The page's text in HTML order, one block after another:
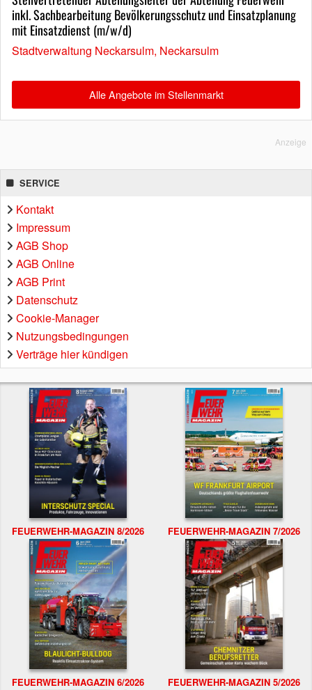
inkl. Sachbearbeitung Bevölkerungsschutz und Einsatzplanung
mit Einsatzdienst (m/w/d)
Stadtverwaltung Neckarsulm, Neckarsulm
Alle Angebote im Stellenmarkt
Anzeige
SERVICE
Kontakt
Impressum
AGB Shop
AGB Online
AGB Print
Datenschutz
Cookie-Manager
Nutzungsbedingungen
Verträge hier kündigen
FEUERWEHR-MAGAZIN 8/2026 FEUERWEHR-MAGAZIN 7/2026
FEUERWEHR-MAGAZIN 6/2026 FEUERWEHR-MAGAZIN 5/2026